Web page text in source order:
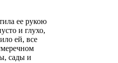
ее рукою
и глухо,
ей, все
сады и